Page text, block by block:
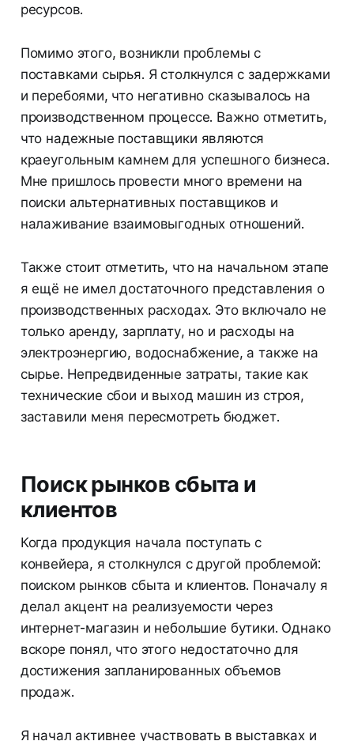
ресурсов.
Помимо этого, возникли проблемы с
поставками сырья. Я столкнулся с задержками
и перебоями, что негативно сказывалось на
производственном процессе. Важно отметить,
что надежные поставщики являются
краеугольным камнем для успешного бизнеса.
Мне пришлось провести много времени на
поиски альтернативных поставщиков и
налаживание взаимовыгодных отношений.
Также стоит отметить, что на начальном этапе
я ещё не имел достаточного представления о
производственных расходах. Это включало не
только аренду, зарплату, но и расходы на
электроэнергию, водоснабжение, а также на
сырье. Непредвиденные затраты, такие как
технические сбои и выход машин из строя,
заставили меня пересмотреть бюджет.
Поиск рынков сбыта и
клиентов
Когда продукция начала поступать с
конвейера, я столкнулся с другой проблемой:
поиском рынков сбыта и клиентов. Поначалу я
делал акцент на реализуемости через
интернет-магазин и небольшие бутики. Однако
вскоре понял, что этого недостаточно для
достижения запланированных объемов
продаж.
Я начал активнее участвовать в выставках и